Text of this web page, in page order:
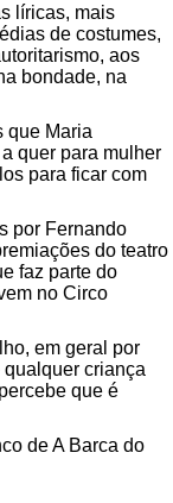
líricas, mais
de costumes,
aos
bondade, na
que Maria
quer para mulher
para ficar com
por Fernando
do teatro
faz parte do
no Circo
em geral por
criança
que é
de A Barca do